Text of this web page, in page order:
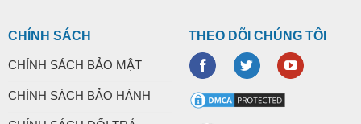
CHÍNH SÁCH
CHÍNH SÁCH BẢO MẬT
CHÍNH SÁCH BẢO HÀNH
THEO DÕI CHÚNG TÔI